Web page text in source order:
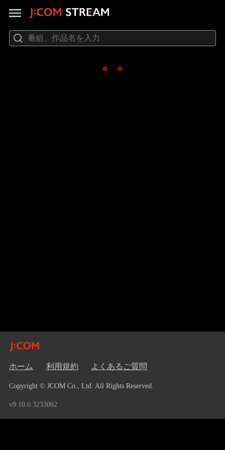
ホーム 利用規約 よくあるご質問
Copyright © JCOM Co., Ltd. All Rights Reserved.
v9.10.0.3233062